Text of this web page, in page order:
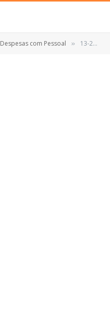
Despesas com Pessoal » 13-2020